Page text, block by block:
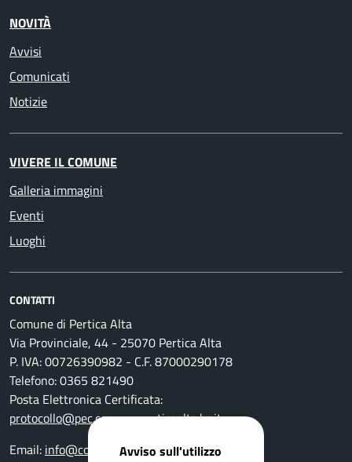
NOVITÀ
Avvisi
Comunicati
Notizie
VIVERE IL COMUNE
Galleria immagini
Eventi
Luoghi
CONTATTI
Comune di Pertica Alta
Via Provinciale, 44 - 25070 Pertica Alta
P. IVA: 00726390982 - C.F. 87000290178
Telefono: 0365 821490
Posta Elettronica Certificata:
protocollo@pec.comune.perticaalta.bs.it
Email: info@comune.perticaalta.bs.it
Avviso sull'utilizzo